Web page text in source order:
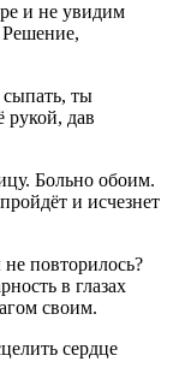
и не увидим
Решение,
сыпать, ты
рукой, дав
Больно обоим.
и исчезнет
повторилось?
в глазах
своим.
сердце